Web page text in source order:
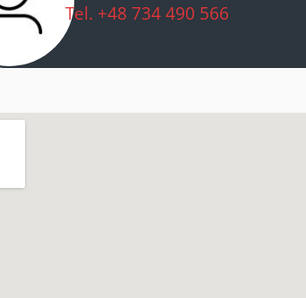
Tel. +48 734 490 566